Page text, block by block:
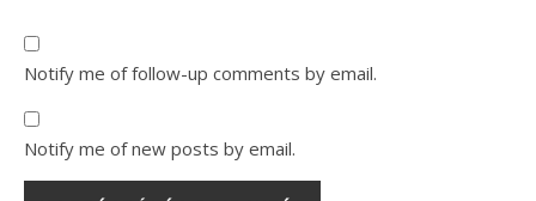
Notify me of follow-up comments by email.
Notify me of new posts by email.